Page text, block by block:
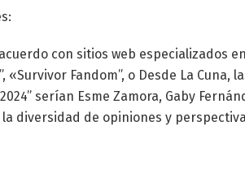
con sitios web especializados
«Survivor Fandom”, o Desde La
serían Esme Zamora, Gaby
la diversidad de opiniones y